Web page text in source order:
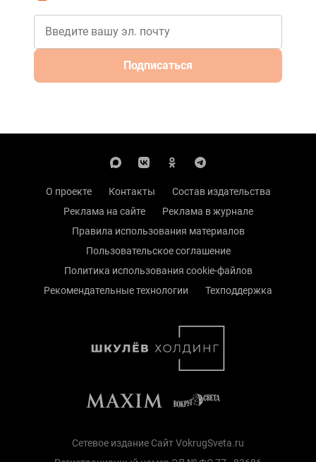
Подписаться
О проекте Контакты
Состав издательства
Реклама на сайте
Реклама в журнале
Правила использования материалов
Пользовательское соглашение
Политика использования cookie-файлов
Рекомендательные технологии
Техподдержка
Сетевое издание Сайт VokrugSveta.ru